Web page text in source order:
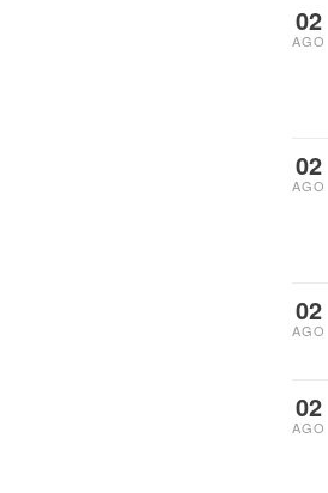
02
AGO
02
AGO
02
AGO
02
AGO